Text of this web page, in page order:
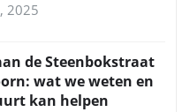
2025
de Steenbokstraat
wat we weten en
kan helpen